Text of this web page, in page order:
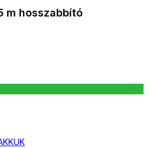
m hosszabbító